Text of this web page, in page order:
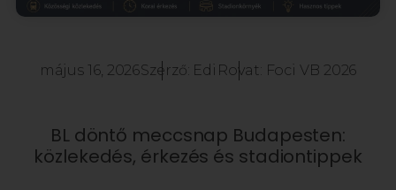
május 16, 2026Szerző: Edi Rovat: Foci VB 2026
BL döntő meccsnap Budapesten:
közlekedés, érkezés és stadiontippek